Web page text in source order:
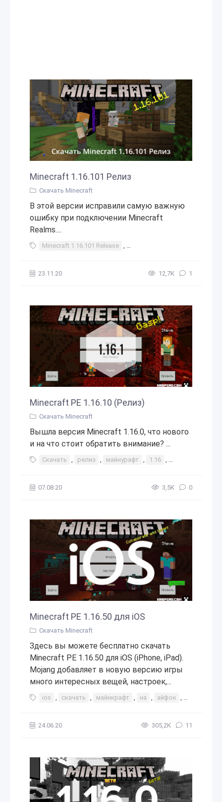
Minecraft 1.16.101 Релиз
Скачать Minecraft
В этой версии исправили самую важную
ошибку при подключении Minecraft
Realms....
Minecraft 1.16.101 Release , Minecraft 1.16.101 релиз
23.11.20 12,7К 1
Minecraft PE 1.16.10 (Релиз)
Скачать Minecraft
Вышла версия Minecraft 1.16.0, что нового
и на что стоит обратить внимание? ...
Скачать , релиз , майнурафт , 1.16 , 1.16.0
07.08.20 3,5К 0
Minecraft PE 1.16.50 для iOS
Скачать Minecraft
Здесь вы можете бесплатно скачать
Minecraft PE 1.16.50 для iOS (iPhone, iPad).
Mojang добавляет в новую версию игры
много интересных вещей, настроек,...
ios , скачать , майнкрафт , на , айфон , iphone
24.06.20 305,2К 11